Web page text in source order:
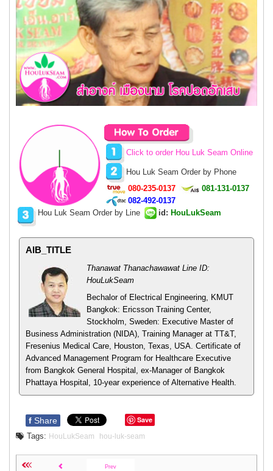
Click to order Hou Luk Seam Online
Hou Luk Seam Order by Phone
080-235-0137
081-131-0137
082-492-0137
Hou Luk Seam Order by Line
id : HouLukSeam
AIB_TITLE
Thanawat Thanachawawat Line ID:
HouLukSeam
Bechalor of Electrical Engineering, KMUT
Bangkok: Ericsson Training Center,
Stockholm, Sweden: Executive Master of
Business Administration (NIDA), Training Manager at TT&T,
Fresenius Medical Care, Houston, Texas, USA. Certificate of
Advanced Management Program for Healthcare Executive
from Bangkok General Hospital, ex-Manager of Bangkok
Phattaya Hospital, 10-year experience of Alternative Health.
f Share Save
Tags: HouLukSeam hou-luk-seam
Prev